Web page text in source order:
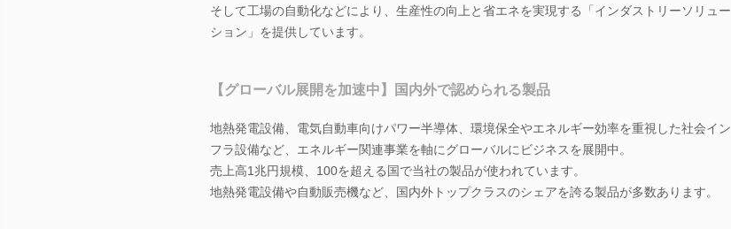
そして工場の自動化などにより、生産性の向上と省エネを実現する「インダストリーソリュー
ション」を提供しています。
【グローバル展開を加速中】国内外で認められる製品
地熱発電設備、電気自動車向けパワー半導体、環境保全やエネルギー効率を重視した社会イン
フラ設備など、エネルギー関連事業を軸にグローバルにビジネスを展開中。
売上高1兆円規模、100を超える国で当社の製品が使われています。
地熱発電設備や自動販売機など、国内外トップクラスのシェアを誇る製品が多数あります。